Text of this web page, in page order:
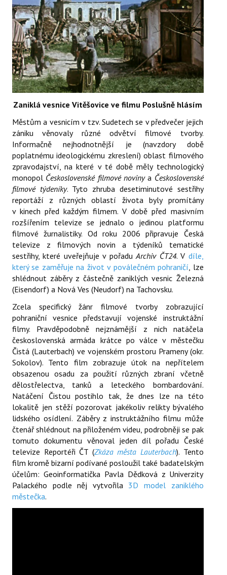
Zaniklá vesnice Vitěšovice ve filmu Poslušně hlásím
Městům a vesnicím v tzv. Sudetech se v předvečer jejich
zániku věnovaly různé odvětví filmové tvorby.
Informačně nejhodnotnější je (navzdory době
poplatnému ideologickému zkreslení) oblast filmového
zpravodajství, na které v té době měly technologický
monopol Československé filmové novinya Československé
filmové týdeníky. Tyto zhruba desetiminutové sestřihy
reportáží z různých oblastí života byly promítány
v kinech před každým filmem. V době před masivním
rozšířením televize se jednalo o jedinou platformu
filmové žurnalistiky. Od roku 2006 připravuje Česká
televize z filmových novin a týdeníků tematické
sestřihy, které uveřejňuje v pořaduArchiv ČT24. V díle,
který se zaměřuje na život v poválečném pohraničí, lze
shlédnout záběry z částečně zaniklých vesnic Železná
(Eisendorf) a Nová Ves (Neudorf) na Tachovsku.
Zcela specifický žánr filmové tvorby zobrazující
pohraniční vesnice představují vojenské instruktážní
filmy. Pravděpodobně nejznámější z nich natáčela
československá armáda krátce po válce v městečku
Čistá (Lauterbach) ve vojenském prostoru Prameny (okr.
Sokolov). Tento film zobrazuje útok na nepřítelem
obsazenou osadu za použití různých zbraní včetně
dělostřelectva, tanků a leteckého bombardování.
Natáčení Čistou postihlo tak, že dnes lze na této
lokalitě jen stěží pozorovat jakékoliv relikty bývalého
lidského osídlení. Záběry z instruktážního filmu může
čtenář shlédnout na přiloženém videu, podrobněji se pak
tomuto dokumentu věnoval jeden díl pořadu České
televize Reportéři ČT (Zkáza města Lauterbach). Tento
film kromě bizarní podívané posloužil také badatelským
účelům: Geoinformatička Pavla Dědková z Univerzity
Palackého podle něj vytvořila 3D model zaniklého
městečka.